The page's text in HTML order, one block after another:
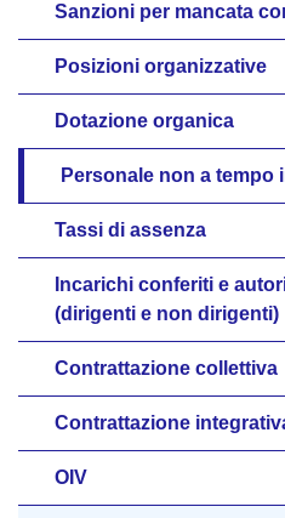
Sanzioni per mancata
Posizioni organizzative
Dotazione organica
Personale non a tempo
Tassi di assenza
Incarichi conferiti e
(dirigenti e non dirigenti)
Contrattazione collettiva
Contrattazione
OIV